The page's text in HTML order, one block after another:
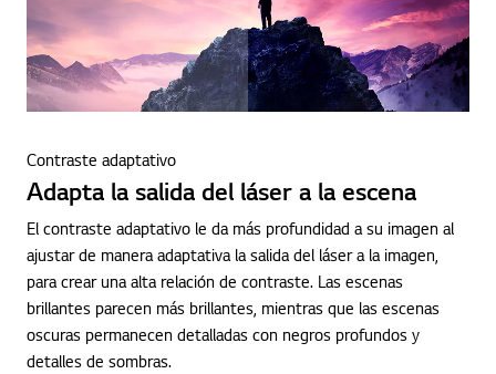
Contraste adaptativo
Adapta la salida del láser a la escena
El contraste adaptativo le da más profundidad a su imagen al
ajustar de manera adaptativa la salida del láser a la imagen,
para crear una alta relación de contraste. Las escenas
brillantes parecen más brillantes, mientras que las escenas
oscuras permanecen detalladas con negros profundos y
detalles de sombras.